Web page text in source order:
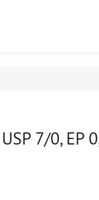
7/0, EP